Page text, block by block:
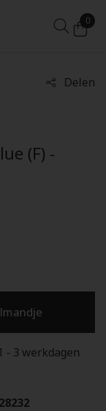
0
Delen
(F) -
- 3 werkdagen